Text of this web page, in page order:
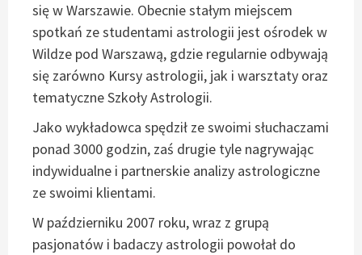
się w Warszawie. Obecnie stałym miejscem
spotkań ze studentami astrologii jest ośrodek w
Wildze pod Warszawą, gdzie regularnie odbywają
się zarówno Kursy astrologii, jak i warsztaty oraz
tematyczne Szkoły Astrologii.
Jako wykładowca spędził ze swoimi słuchaczami
ponad 3000 godzin, zaś drugie tyle nagrywając
indywidualne i partnerskie analizy astrologiczne
ze swoimi klientami.
W październiku 2007 roku, wraz z grupą
pasjonatów i badaczy astrologii powołał do